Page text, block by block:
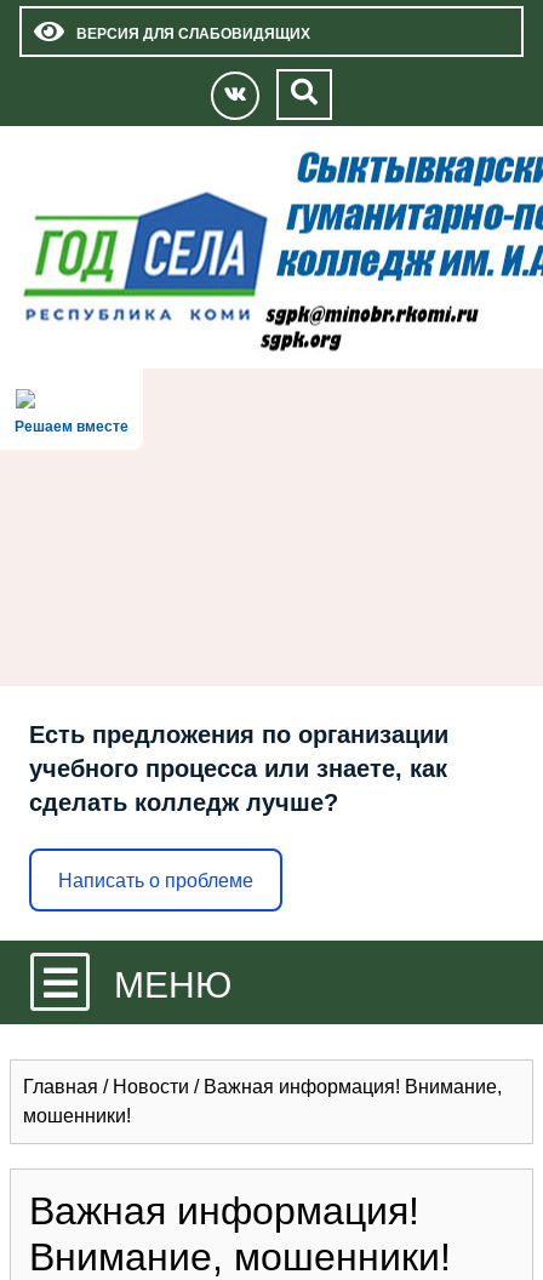
ВЕРСИЯ ДЛЯ СЛАБОВИДЯЩИХ
Решаем вместе
Есть предложения по организации
учебного процесса или знаете, как
сделать колледж лучше?
Написать о проблеме
МЕНЮ
Главная / Новости / Важная информация! Внимание,
мошенники!
Важная информация!
Внимание, мошенники!